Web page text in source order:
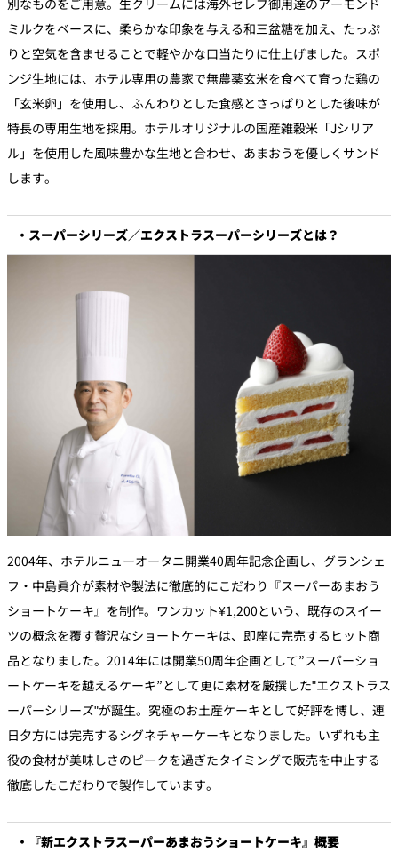
別なものをご用意。生クリームには海外セレブ御用達のアーモンド
ミルクをベースに、柔らかな印象を与える和三盆糖を加え、たっぷ
りと空気を含ませることで軽やかな口当たりに仕上げました。スポ
ンジ生地には、ホテル専用の農家で無農薬玄米を食べて育った鶏の
「玄米卵」を使用し、ふんわりとした食感とさっぱりとした後味が
特長の専用生地を採用。ホテルオリジナルの国産雑穀米「Jシリア
ル」を使用した風味豊かな生地と合わせ、あまおうを優しくサンド
します。
・スーパーシリーズ／エクストラスーパーシリーズとは？
2004年、ホテルニューオータニ開業40周年記念企画し、グランシェ
フ・中島眞介が素材や製法に徹底的にこだわり『スーパーあまおう
ショートケーキ』を制作。ワンカット¥1,200という、既存のスイー
ツの概念を覆す贅沢なショートケーキは、即座に完売するヒット商
品となりました。2014年には開業50周年企画として”スーパーショ
ートケーキを越えるケーキ”として更に素材を厳撰した"エクストラス
ーパーシリーズ"が誕生。究極のお土産ケーキとして好評を博し、連
日夕方には完売するシグネチャーケーキとなりました。いずれも主
役の食材が美味しさのピークを過ぎたタイミングで販売を中止する
徹底したこだわりで製作しています。
・『新エクストラスーパーあまおうショートケーキ』概要